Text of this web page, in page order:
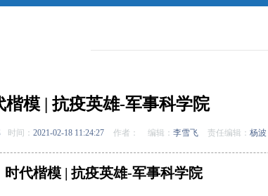
楷模 | 抗疫英雄-军事科学院
时间： 2021-02-18 11:24:27 作者： 编辑： 李雪飞 责任编辑： 杨波
时代楷模 | 抗疫英雄-军事科学院